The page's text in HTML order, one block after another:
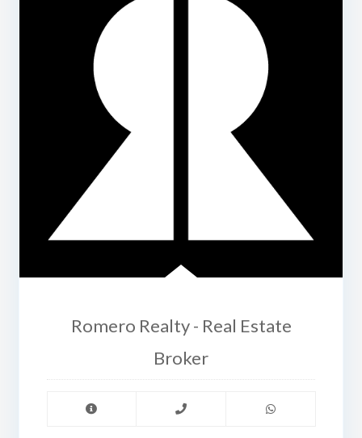
Romero Realty - Real Estate
Broker